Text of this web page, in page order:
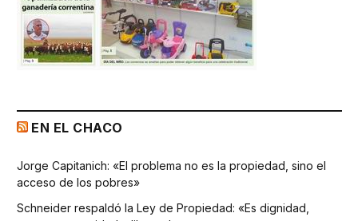
EN EL CHACO
Jorge Capitanich: «El problema no es la propiedad, sino el
acceso de los pobres»
Schneider respaldó la Ley de Propiedad: «Es dignidad,